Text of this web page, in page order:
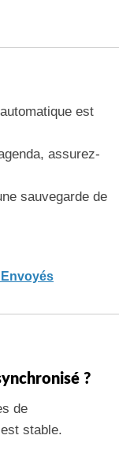
est
assurez-
sauvegarde de
?
de
stable.